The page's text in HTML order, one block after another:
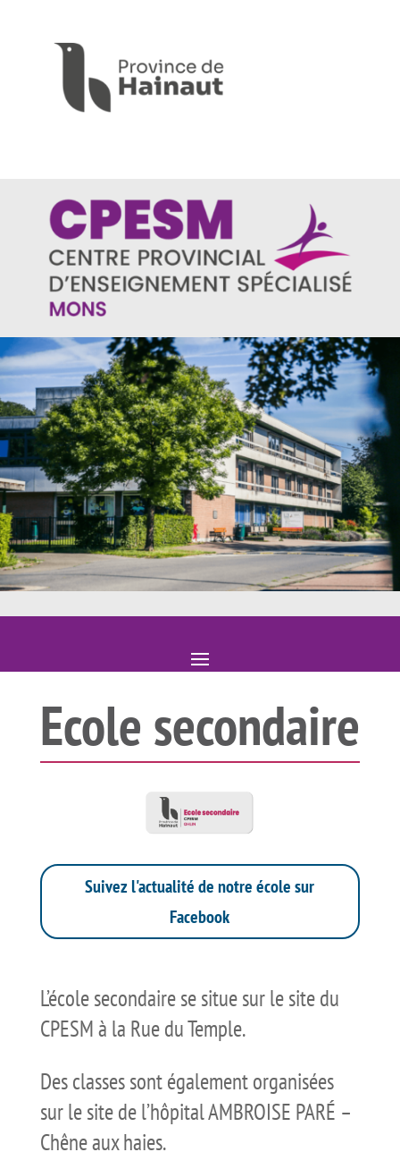
Ecole secondaire
Suivez l'actualité de notre école sur
Facebook
L’école secondaire se situe sur le site du
CPESM à la Rue du Temple.
Des classes sont également organisées
sur le site de l’hôpital AMBROISE PARÉ –
Chêne aux haies.